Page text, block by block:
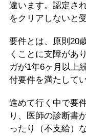
違います。認定さ
をクリアしないと
要件とは、原則20
くことに支障があ
ガが1年6ヶ月以上
付要件を満たして
進めて行く中で要
り、医師の診断書
ったり（不支給）